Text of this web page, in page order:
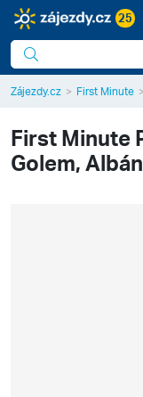
25
Zájezdy.cz First Minute
First Minute
Golem,